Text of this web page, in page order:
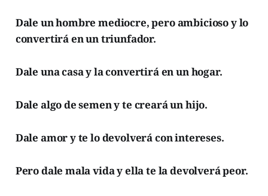
Dale un hombre mediocre, pero ambicioso y lo
convertirá en un triunfador.
Dale una casa y la convertirá en un hogar.
Dale algo de semen y te creará un hijo.
Dale amor y te lo devolverá con intereses.
Pero dale mala vida y ella te la devolverá peor.